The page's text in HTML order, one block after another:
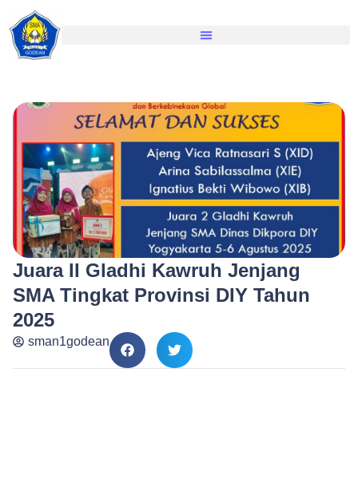
Juara II Gladhi Kawruh Jenjang
SMA Tingkat Provinsi DIY Tahun
2025
sman1godean